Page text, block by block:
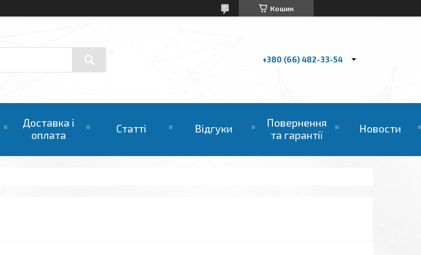
Кошик
+380 (66) 482-33-54
Доставка і
оплата
Статті Відгуки
Повернення
та гарантії
Новости